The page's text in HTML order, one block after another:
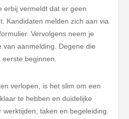
erbij vermeldt dat er geen
Kandidaten melden zich aan via
Vervolgens neem je
van aanmelding. Degene die
eerste beginnen.
verlopen, is het slim om een
te hebben en duidelijke
taken en begeleiding.